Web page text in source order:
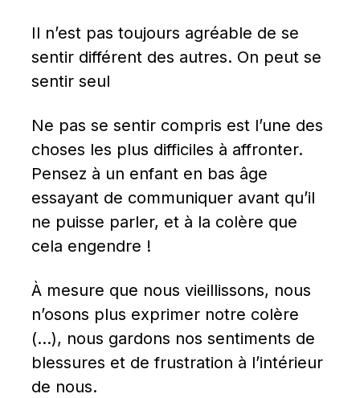
Il n’est pas toujours agréable de se
sentir différent des autres. On peut se
sentir seul
Ne pas se sentir compris est l’une des
choses les plus difficiles à affronter.
Pensez à un enfant en bas âge
essayant de communiquer avant qu’il
ne puisse parler, et à la colère que
cela engendre !
À mesure que nous vieillissons, nous
n’osons plus exprimer notre colère
(…), nous gardons nos sentiments de
blessures et de frustration à l’intérieur
de nous.